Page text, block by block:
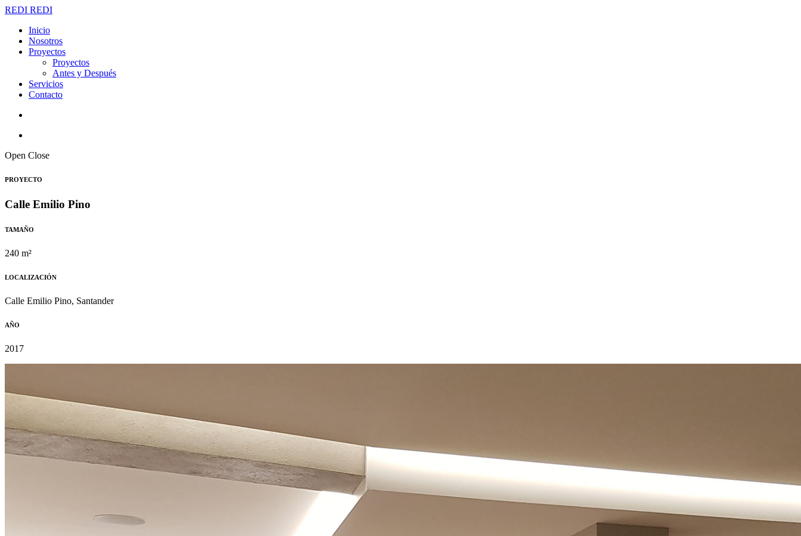
REDI REDI
Inicio
Nosotros
Proyectos
Proyectos
Antes y Después
Servicios
Contacto
Open Close
PROYECTO
Calle Emilio Pino
TAMAÑO
240 m²
LOCALIZACIÓN
Calle Emilio Pino, Santander
AÑO
2017